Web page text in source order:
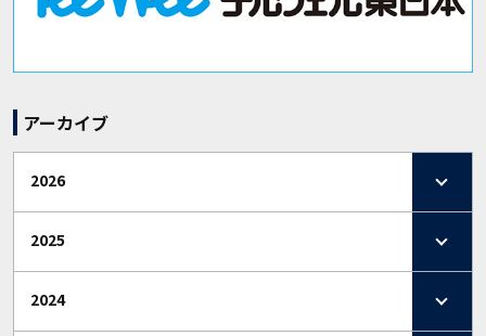
アーカイブ
2026
2025
2024